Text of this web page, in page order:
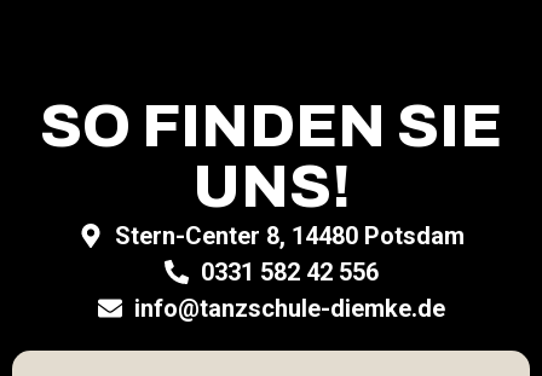
SO FINDEN SIE
UNS!
Stern-Center 8, 14480 Potsdam
0331 582 42 556
info@tanzschule-diemke.de